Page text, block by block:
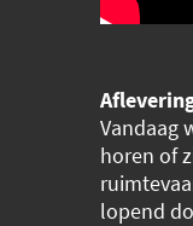
Vandaag
horen of
lopend